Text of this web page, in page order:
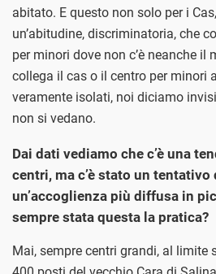
abitato. E questo non solo per i
un’abitudine, discriminatoria, che
per minori dove non c’è neanche il
collega il cas o il centro per minori
veramente isolati, noi diciamo
non si vedano.
Dai dati vediamo che c’è una
centri, ma c’è stato un
un’accoglienza più diffusa in
sempre stata questa la pratica?
Mai, sempre centri grandi, al limite